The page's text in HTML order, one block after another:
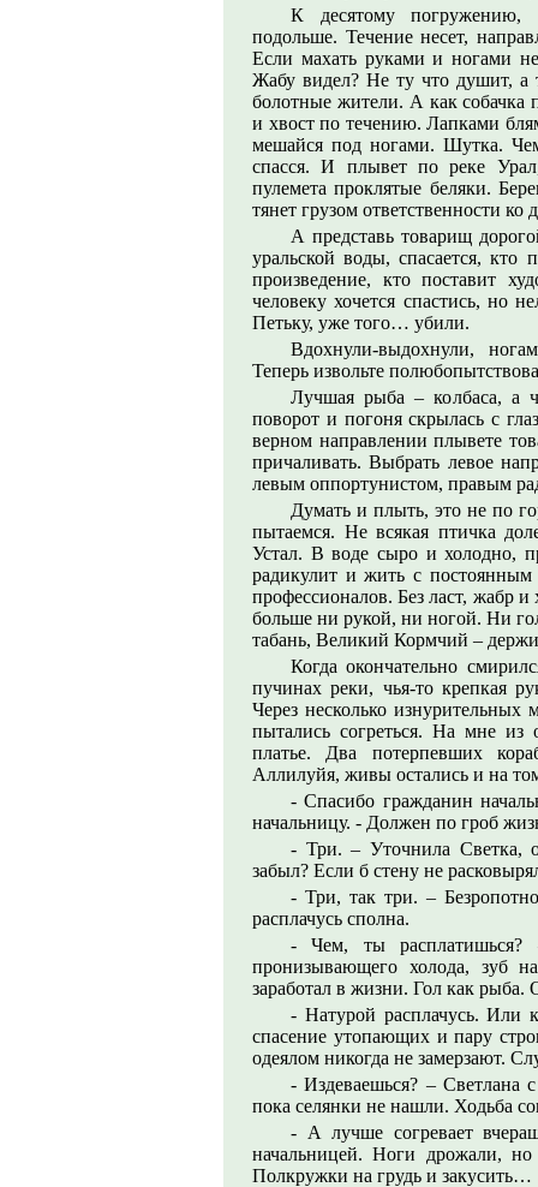
К десятому погружению,
подольше. Течение несет,
Если махать руками и ногами
Жабу видел? Не ту что душит,
болотные жители. А как собачка
и хвост по течению. Лапками
мешайся под ногами. Шутка.
спасся. И плывет по реке
пулемета проклятые беляки.
тянет грузом ответственности ко
А представь товарищ
уральской воды, спасается, кто
произведение, кто поставит
человеку хочется спастись, но
Петьку, уже того… убили.
Вдохнули-выдохнули,
Теперь извольте
Лучшая рыба – колбаса, а
поворот и погоня скрылась с
верном направлении плывете
причаливать. Выбрать левое
левым оппортунистом, правым
Думать и плыть, это не по
пытаемся. Не всякая птичка
Устал. В воде сыро и холодно,
радикулит и жить с
профессионалов. Без ласт, жабр и
больше ни рукой, ни ногой. Ни
табань, Великий Кормчий –
Когда окончательно
пучинах реки, чья-то крепкая
Через несколько
пытались согреться. На мне
платье. Два потерпевших
Аллилуйя, живы остались и на
- Спасибо гражданин
начальницу. - Должен по гроб
- Три. – Уточнила Светка,
забыл? Если б стену не
- Три, так три. –
расплачусь сполна.
- Чем, ты расплатишься?
пронизывающего холода, зуб
заработал в жизни. Гол как рыба.
- Натурой расплачусь. Или
спасение утопающих и пару
одеялом никогда не замерзают.
- Издеваешься? – Светлана
пока селянки не нашли. Ходьба
- А лучше согревает
начальницей. Ноги дрожали,
Полкружки на грудь и закусить…